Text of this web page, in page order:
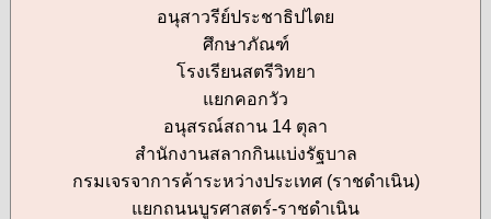
อนุสาวรีย์ประชาธิปไตย
ศึกษาภัณฑ์
โรงเรียนสตรีวิทยา
แยกคอกวัว
อนุสรณ์สถาน 14 ตุลา
สำนักงานสลากกินแบ่งรัฐบาล
กรมเจรจาการค้าระหว่างประเทศ (ราชดำเนิน)
แยกถนนบูรศาสตร์-ราชดำเนิน